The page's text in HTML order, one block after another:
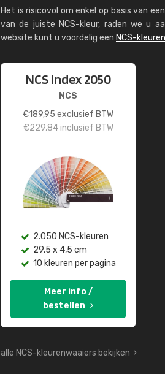
Het is risicovol om enkel op basis van
van de juiste NCS-kleur, raden we u
website kunt u voordelig een NCS-
NCS Index 2050
NCS
€189,95 exclusief BTW
€229,84inclusief BTW
2.050 NCS-kleuren
29,5 x 4,5 cm
10 kleuren per pagina
Meer info /
bestellen
alle NCS-kleurenwaaiers bekijken